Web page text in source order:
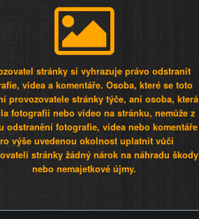
stránky si vyhrazuje právo odstranit
videa a komentáře. Osoba, které se toto
provozovatele stránky týče, ani osoba, která
fotografii nebo video na stránku, nemůže z
odstranění fotografie, videa nebo komentáře
výše uvedenou okolnost uplatnit vůči
stránky žádný nárok na náhradu škody
nebo nemajetkové újmy.